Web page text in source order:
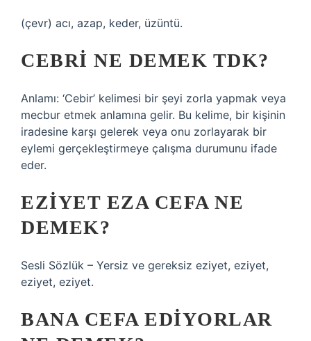
(çevr) acı, azap, keder, üzüntü.
CEBRI NE DEMEK TDK?
Anlamı: ‘Cebir’ kelimesi bir şeyi zorla yapmak veya
mecbur etmek anlamına gelir. Bu kelime, bir kişinin
iradesine karşı gelerek veya onu zorlayarak bir
eylemi gerçekleştirmeye çalışma durumunu ifade
eder.
EZIYET EZA CEFA NE
DEMEK?
Sesli Sözlük – Yersiz ve gereksiz eziyet, eziyet,
eziyet, eziyet.
BANA CEFA EDIYORLAR